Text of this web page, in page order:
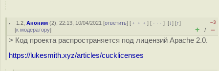
1.2 ,Аноним (2), 22:13, 10/04/2021 [ответить] [ ﹢﹢﹢] [ · · ·][↓] [↑]
[к модератору]
–3
+ / –
> Код проекта распространяется под лицензий Apache 2.0.
https://lukesmith.xyz/articles/cucklicenses